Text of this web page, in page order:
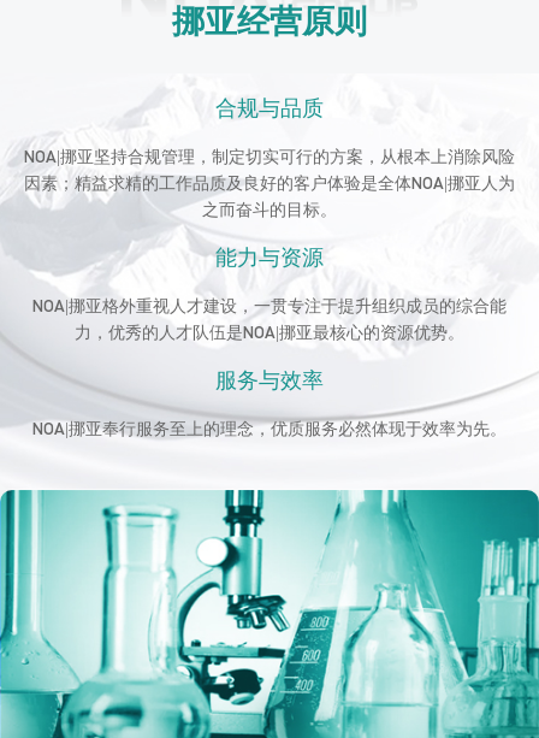
挪亚经营原则
合规与品质
NOA|挪亚坚持合规管理，制定切实可行的方案，从根本上消除风险
因素；精益求精的工作品质及良好的客户体验是全体NOA|挪亚人为
之而奋斗的目标。
能力与资源
NOA|挪亚格外重视人才建设，一贯专注于提升组织成员的综合能
力，优秀的人才队伍是NOA|挪亚最核心的资源优势。
服务与效率
NOA|挪亚奉行服务至上的理念，优质服务必然体现于效率为先。